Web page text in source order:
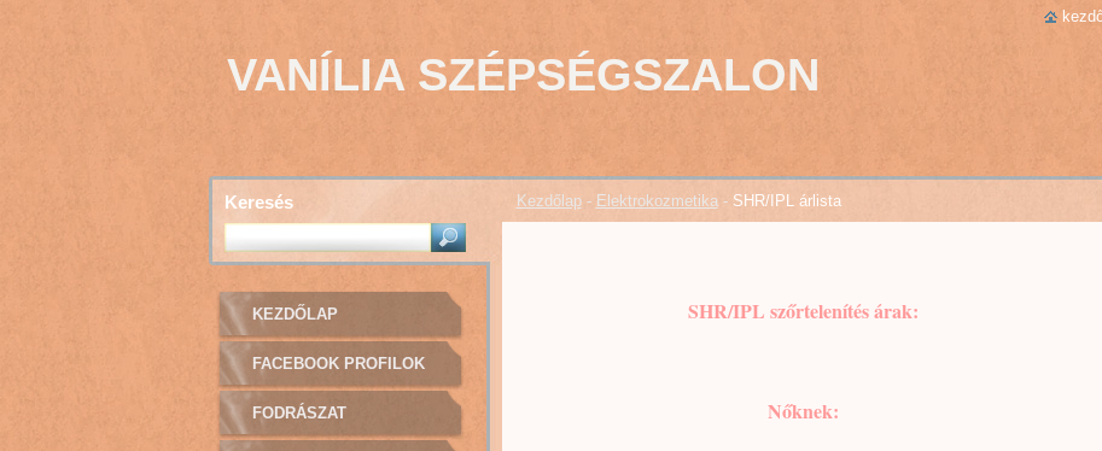
VANÍLIA SZÉPSÉGSZALON
Kezdőlap - Elektrokozmetika - SHR/IPL árlista
SHR/IPL szőrtelenítés árak:
Nőknek:
KEZDŐLAP
FACEBOOK PROFILOK
FODRÁSZAT
Keresés